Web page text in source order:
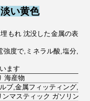
い黄色
もれ 沈没した金属の表
度で,ミネラル酸,塩分,
ます
海産物
ブ,金属フィッティング,タ
マスティック ガソリンプ